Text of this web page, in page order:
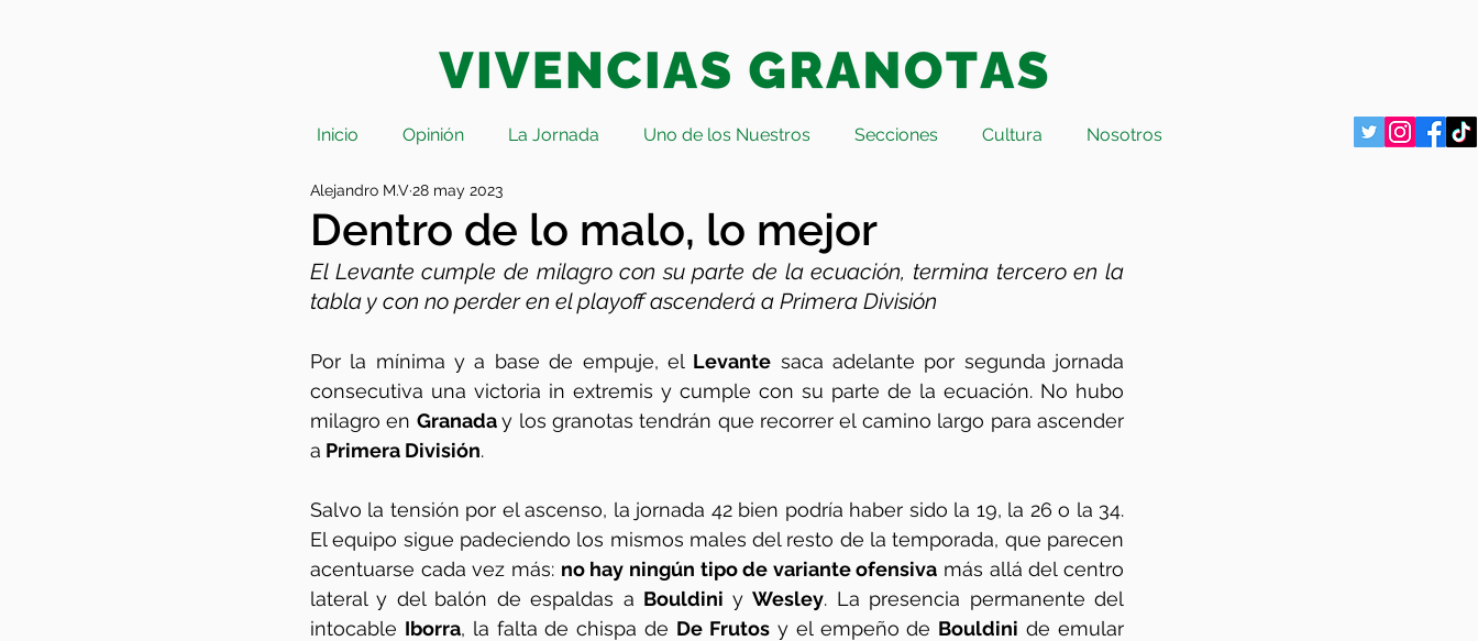
Inicio Opinión La Jornada Uno de los Nuestros Secciones Cultura Nosotros
Dentro de lo malo, lo mejor
Alejandro M.V28 may 2023
El Levante cumple de milagro con su parte de la ecuación, termina tercero en la
tabla y con no perder en el playoff ascenderá a Primera División
Por la mínima y a base de empuje, el Levante saca adelante por segunda jornada
consecutiva una victoria in extremis y cumple con su parte de la ecuación. No hubo
milagro en Granada y los granotas tendrán que recorrer el camino largo para ascender
a Primera División.
Salvo la tensión por el ascenso, la jornada 42 bien podría haber sido la 19, la 26 o la 34.
El equipo sigue padeciendo los mismos males del resto de la temporada, que parecen
acentuarse cada vez más: no hay ningún tipo de variante ofensiva más allá del centro
lateral y del balón de espaldas a Bouldini y Wesley. La presencia permanente del
intocable Iborra, la falta de chispa de De Frutos y el empeño de Bouldini de emular